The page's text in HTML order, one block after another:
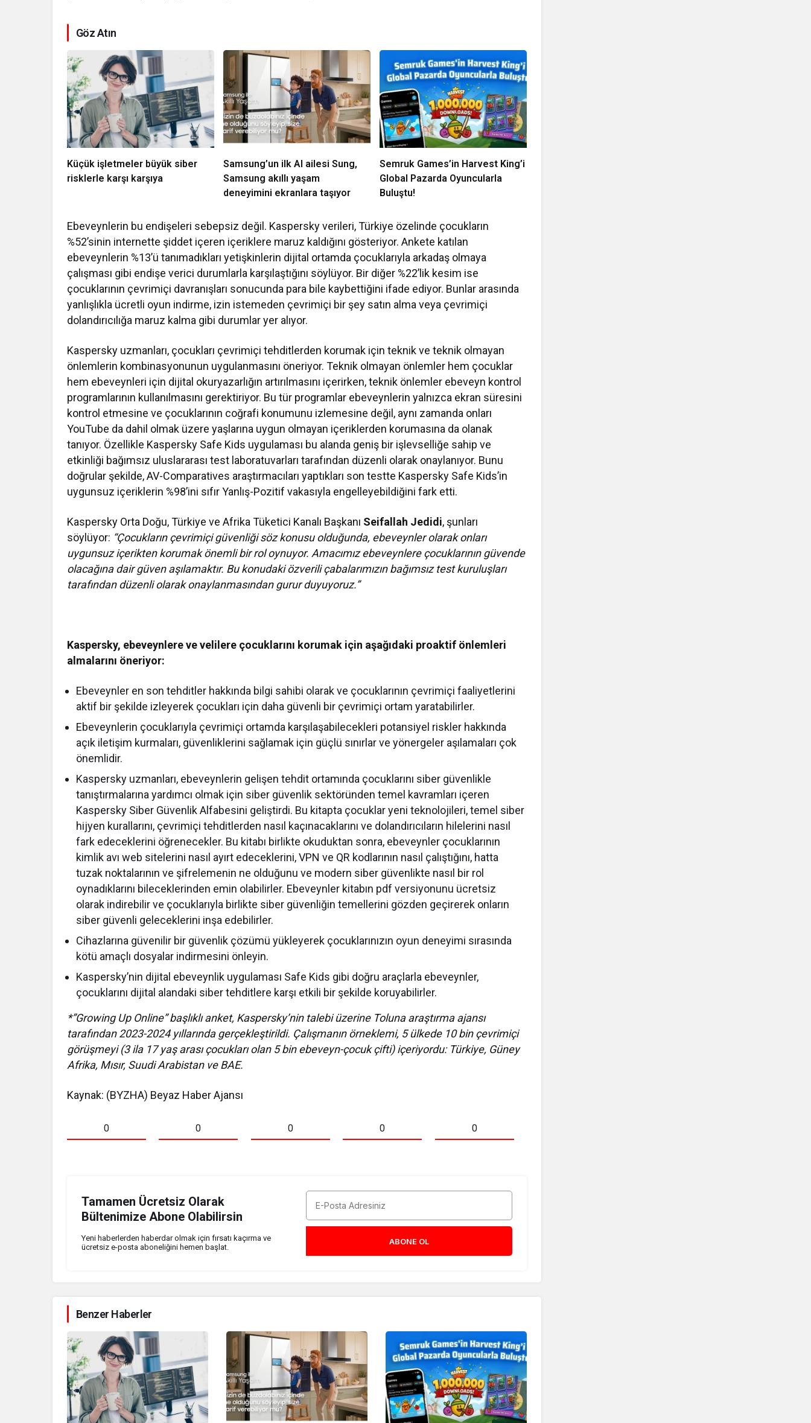
Göz Atın
Küçük işletmeler büyük siber
risklerle karşı karşıya
Samsung’un ilk AI ailesi Sung,
Samsung akıllı yaşam
deneyimini ekranlara taşıyor
Semruk Games’in Harvest King’i
Global Pazarda Oyuncularla
Buluştu!
Ebeveynlerin bu endişeleri sebepsiz değil. Kaspersky verileri, Türkiye özelinde çocukların
%52’sinin internette şiddet içeren içeriklere maruz kaldığını gösteriyor. Ankete katılan
ebeveynlerin %13’ü tanımadıkları yetişkinlerin dijital ortamda çocuklarıyla arkadaş olmaya
çalışması gibi endişe verici durumlarla karşılaştığını söylüyor. Bir diğer %22’lik kesim ise
çocuklarının çevrimiçi davranışları sonucunda para bile kaybettiğini ifade ediyor. Bunlar arasında
yanlışlıkla ücretli oyun indirme, izin istemeden çevrimiçi bir şey satın alma veya çevrimiçi
dolandırıcılığa maruz kalma gibi durumlar yer alıyor.
Kaspersky uzmanları, çocukları çevrimiçi tehditlerden korumak için teknik ve teknik olmayan
önlemlerin kombinasyonunun uygulanmasını öneriyor. Teknik olmayan önlemler hem çocuklar
hem ebeveynleri için dijital okuryazarlığın artırılmasını içerirken, teknik önlemler ebeveyn kontrol
programlarının kullanılmasını gerektiriyor. Bu tür programlar ebeveynlerin yalnızca ekran süresini
kontrol etmesine ve çocuklarının coğrafi konumunu izlemesine değil, aynı zamanda onları
YouTube da dahil olmak üzere yaşlarına uygun olmayan içeriklerden korumasına da olanak
tanıyor. Özellikle Kaspersky Safe Kids uygulaması bu alanda geniş bir işlevselliğe sahip ve
etkinliği bağımsız uluslararası test laboratuvarları tarafından düzenli olarak onaylanıyor. Bunu
doğrular şekilde, AV-Comparatives araştırmacıları yaptıkları son testte Kaspersky Safe Kids’in
uygunsuz içeriklerin %98’ini sıfır Yanlış-Pozitif vakasıyla engelleyebildiğini fark etti.
Kaspersky Orta Doğu, Türkiye ve Afrika Tüketici Kanalı Başkanı Seifallah Jedidi, şunları
söylüyor: “Çocukların çevrimiçi güvenliği söz konusu olduğunda, ebeveynler olarak onları
uygunsuz içerikten korumak önemli bir rol oynuyor. Amacımız ebeveynlere çocuklarının güvende
olacağına dair güven aşılamaktır. Bu konudaki özverili çabalarımızın bağımsız test kuruluşları
tarafından düzenli olarak onaylanmasından gurur duyuyoruz.”
Kaspersky, ebeveynlere ve velilere çocuklarını korumak için aşağıdaki proaktif önlemleri
almalarını öneriyor:
Ebeveynler en son tehditler hakkında bilgi sahibi olarak ve çocuklarının çevrimiçi faaliyetlerini
aktif bir şekilde izleyerek çocukları için daha güvenli bir çevrimiçi ortam yaratabilirler.
Ebeveynlerin çocuklarıyla çevrimiçi ortamda karşılaşabilecekleri potansiyel riskler hakkında
açık iletişim kurmaları, güvenliklerini sağlamak için güçlü sınırlar ve yönergeler aşılamaları çok
önemlidir.
Kaspersky uzmanları, ebeveynlerin gelişen tehdit ortamında çocuklarını siber güvenlikle
tanıştırmalarına yardımcı olmak için siber güvenlik sektöründen temel kavramları içeren
Kaspersky Siber Güvenlik Alfabesini geliştirdi. Bu kitapta çocuklar yeni teknolojileri, temel siber
hijyen kurallarını, çevrimiçi tehditlerden nasıl kaçınacaklarını ve dolandırıcıların hilelerini nasıl
fark edeceklerini öğrenecekler. Bu kitabı birlikte okuduktan sonra, ebeveynler çocuklarının
kimlik avı web sitelerini nasıl ayırt edeceklerini, VPN ve QR kodlarının nasıl çalıştığını, hatta
tuzak noktalarının ve şifrelemenin ne olduğunu ve modern siber güvenlikte nasıl bir rol
oynadıklarını bileceklerinden emin olabilirler. Ebeveynler kitabın pdf versiyonunu ücretsiz
olarak indirebilir ve çocuklarıyla birlikte siber güvenliğin temellerini gözden geçirerek onların
siber güvenli geleceklerini inşa edebilirler.
Cihazlarına güvenilir bir güvenlik çözümü yükleyerek çocuklarınızın oyun deneyimi sırasında
kötü amaçlı dosyalar indirmesini önleyin.
Kaspersky’nin dijital ebeveynlik uygulaması Safe Kids gibi doğru araçlarla ebeveynler,
çocuklarını dijital alandaki siber tehditlere karşı etkili bir şekilde koruyabilirler.
*”Growing Up Online” başlıklı anket, Kaspersky’nin talebi üzerine Toluna araştırma ajansı
tarafından 2023-2024 yıllarında gerçekleştirildi. Çalışmanın örneklemi, 5 ülkede 10 bin çevrimiçi
görüşmeyi (3 ila 17 yaş arası çocukları olan 5 bin ebeveyn-çocuk çifti) içeriyordu: Türkiye, Güney
Afrika, Mısır, Suudi Arabistan ve BAE.
Kaynak: (BYZHA) Beyaz Haber Ajansı
0 0 0 0 0
Tamamen Ücretsiz Olarak
Bültenimize Abone Olabilirsin
Yeni haberlerden haberdar olmak için fırsatı kaçırma ve
ücretsiz e-posta aboneliğini hemen başlat.
ABONE OL
Benzer Haberler